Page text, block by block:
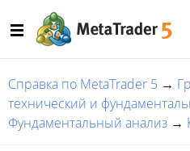
Справка по MetaTrader 5 →
технический и
Фундаментальный анализ →